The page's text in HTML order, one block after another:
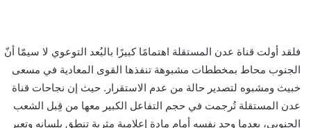
فلقد أولت قناة عدن المستقلة اهتمامًا كبيرًا بالبُعد التوعوي لا سيمّا أنّ
الجنوب محاط بمخططات مشبوهة تنفذها القوى المعادية في مسعى
خبيث ومشبوه لتصدير حالة من عدم الاستقرار. حيث إن نجاحات قناة
عدن المستقلة تُرجمت في حجم التفاعل الكبير معها من قِبل الشعب
الجنوبي، بعدما وجد نفسه أمام مادة إعلامية مثرية تنطق بلسانه وتعبر